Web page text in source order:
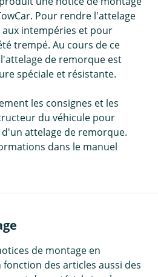
Pour rendre l'attelage
intempéries et pour
trempé. Au cours de ce
de remorque est
spéciale et résistante.
les consignes et les
du véhicule pour
attelage de remorque.
dans le manuel
de montage en
des articles aussi des